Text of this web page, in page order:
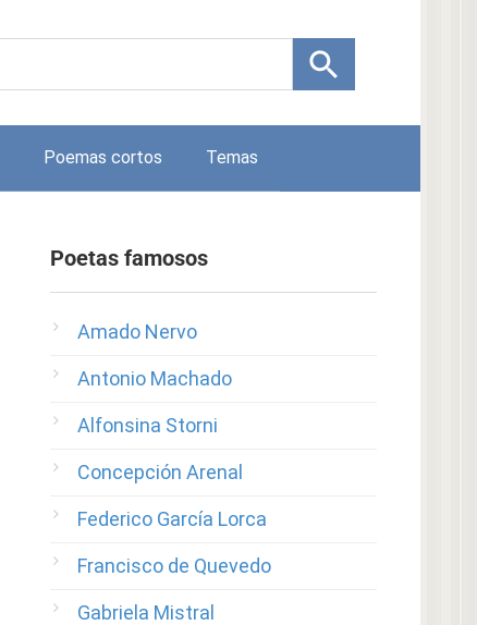
Poemas cortos Temas
Poetas famosos
Amado Nervo
Antonio Machado
Alfonsina Storni
Concepción Arenal
Federico García Lorca
Francisco de Quevedo
Gabriela Mistral